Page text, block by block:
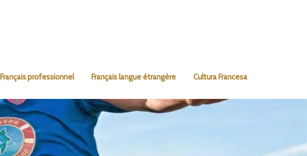
Français professionnel Français langue étrangère Cultura Francesa